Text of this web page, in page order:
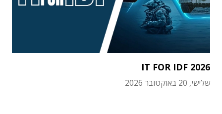
IT FOR IDF 2026
שלישי, 20 באוקטובר 2026